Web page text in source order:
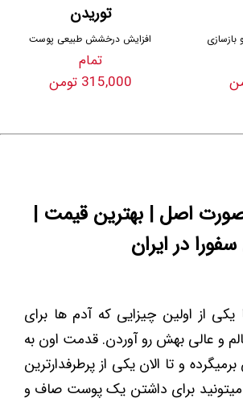
توریدن
افزایش درخشش طبیعی پوست
تمام
315,000 تومن
اصل | بهترین قیمت |
در ایران
از اولین چیزایی که آدم ها برای
و عالی بهش رو آوردن. قدمت اون به
و تا الان یکی از پرطرفدارترین
برای داشتن یک پوست صاف و